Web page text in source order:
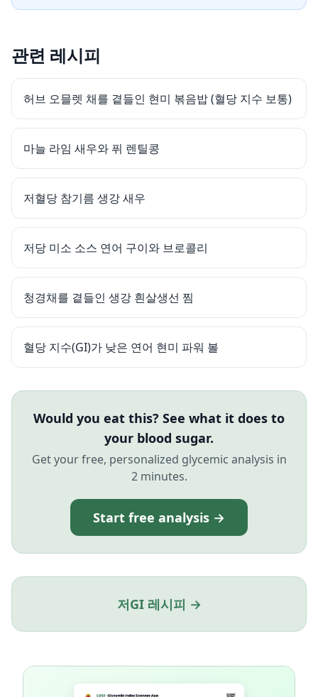
관련 레시피
허브 오믈렛 채를 곁들인 현미 볶음밥 (혈당 지수 보통)
마늘 라임 새우와 퓌 렌틸콩
저혈당 참기름 생강 새우
저당 미소 소스 연어 구이와 브로콜리
청경채를 곁들인 생강 흰살생선 찜
혈당 지수(GI)가 낮은 연어 현미 파워 볼
Would you eat this? See what it does to
your blood sugar.
Get your free, personalized glycemic analysis in
2 minutes.
Start free analysis →
저GI 레시피 →